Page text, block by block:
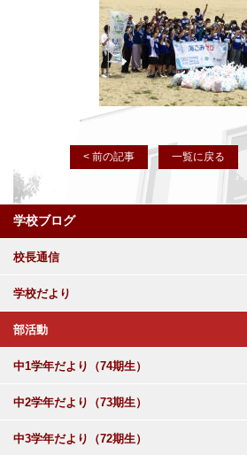
< 前の記事 一覧に戻る
学校ブログ
校長通信
学校だより
部活動
中1学年だより（74期生）
中2学年だより（73期生）
中3学年だより（72期生）